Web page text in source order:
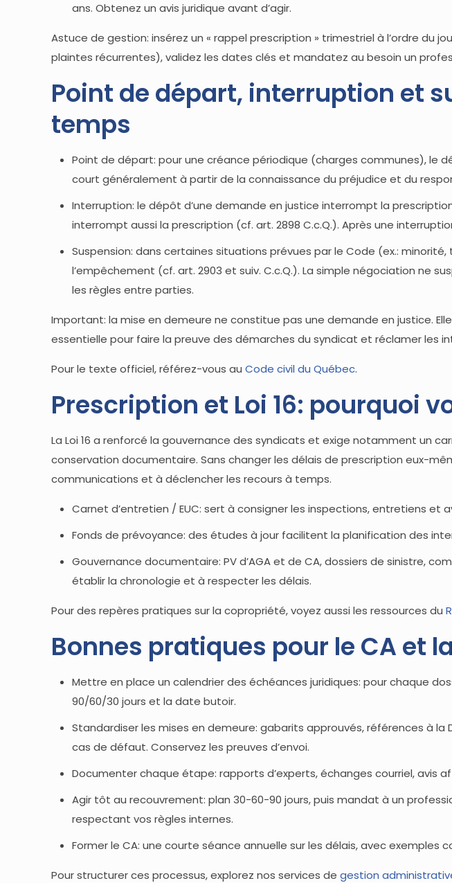
ans. Obtenez un avis juridique avant d’agir.
Astuce de gestion: insérez un « rappel prescription » trimestriel à l’ordre du
plaintes récurrentes), validez les dates clés et mandatez au besoin un
Point de départ, interruption et
temps
Point de départ: pour une créance périodique (charges communes), le
court généralement à partir de la connaissance du préjudice et du
Interruption: le dépôt d’une demande en justice interrompt la
interrompt aussi la prescription (cf. art. 2898 C.c.Q.). Après une
Suspension: dans certaines situations prévues par le Code (ex.:
l’empêchement (cf. art. 2903 et suiv. C.c.Q.). La simple négociation
les règles entre parties.
Important: la mise en demeure ne constitue pas une demande en justice.
essentielle pour faire la preuve des démarches du syndicat et réclamer les
Pour le texte officiel, référez-vous auCode civil du Québec.
Prescription et Loi 16: pourquoi
La Loi 16 a renforcé la gouvernance des syndicats et exige notamment un
conservation documentaire. Sans changer les délais de prescription eux-
communications et à déclencher les recours à temps.
Carnet d’entretien / EUC: sert à consigner les inspections, entretiens et
Fonds de prévoyance: des études à jour facilitent la planification des
Gouvernance documentaire: PV d’AGA et de CA, dossiers de sinistre,
établir la chronologie et à respecter les délais.
Pour des repères pratiques sur la copropriété, voyez aussi les ressources du
Bonnes pratiques pour le CA et
Mettre en place un calendrier des échéances juridiques: pour chaque
90/60/30 jours et la date butoir.
Standardiser les mises en demeure: gabarits approuvés, références à
cas de défaut. Conservez les preuves d’envoi.
Documenter chaque étape: rapports d’experts, échanges courriel, avis
Agir tôt au recouvrement: plan 30-60-90 jours, puis mandat à un
respectant vos règles internes.
Former le CA: une courte séance annuelle sur les délais, avec exemples
Pour structurer ces processus, explorez nos services degestion